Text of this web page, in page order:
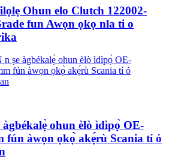
Ohun elo Clutch 122002-
fun Awọn ọkọ nla ti o
ohun èlò ìdìpọ̀ OE-
fún àwọn ọkọ̀ akẹ́rù Scania tí ó